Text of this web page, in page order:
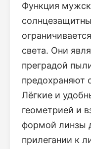
Функция
света. Они
преградой
предохраняют
Лёгкие и
геометрией и
формой линзы
прилегании к